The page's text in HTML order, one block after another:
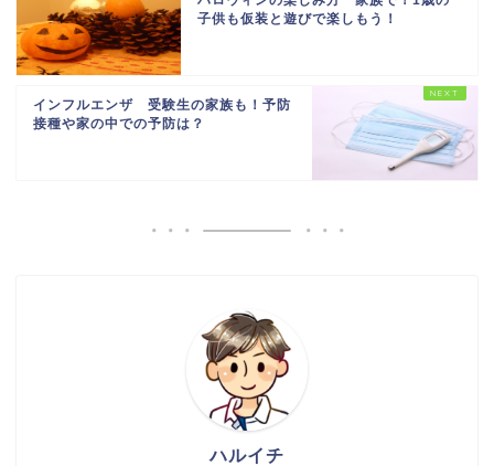
子供も仮装と遊びで楽しもう！
インフルエンザ 受験生の家族も！予防
接種や家の中での予防は？
ハルイチ